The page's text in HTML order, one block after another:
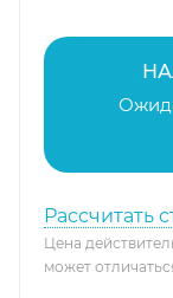
Рассчитать
Цена
может